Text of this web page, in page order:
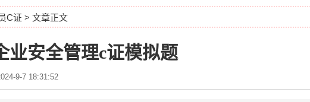
C证 > 文章正文
业安全管理c证模拟题
9-7 18:31:52